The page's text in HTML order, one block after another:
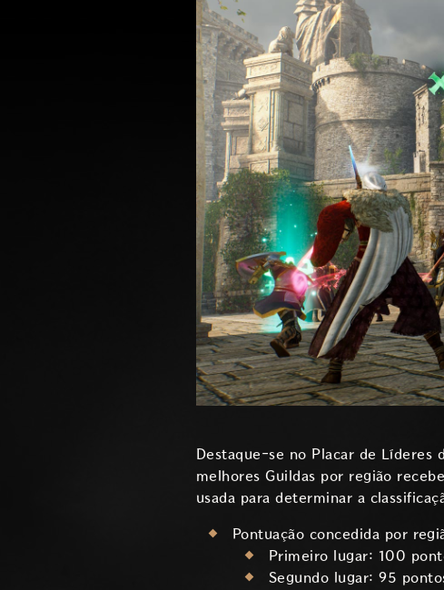
Destaque-se no Placar de Líderes
melhores Guildas por região
usada para determinar a
Pontuação concedida por
Primeiro lugar: 100
Segundo lugar: 95